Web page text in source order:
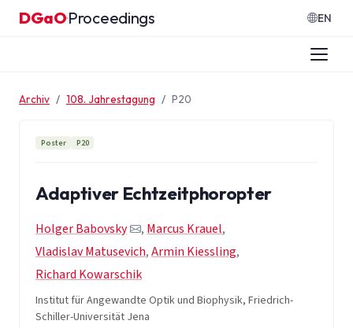
Zum Inhalt springen
DGaO·Proceedings EN
Archiv 108. Jahrestagung P20
Poster P20
Adaptiver Echtzeitphoropter
Holger Babovsky , Marcus Krauel,
Vladislav Matusevich,Armin Kiessling,
Richard Kowarschik
Institut für Angewandte Optik und Biophysik, Friedrich-
Schiller-Universität Jena